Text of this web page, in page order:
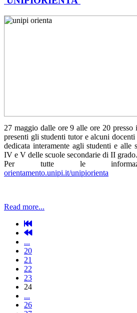
27 maggio dalle ore 9 alle ore 20
presenti gli studenti tutor e alcuni
dedicata interamente agli studenti e alle
IV e V delle scuole secondarie di II grado.
Per tutte le
orientamento.unipi.it/unipiorienta
Read more...
...
20
21
22
23
24
...
26